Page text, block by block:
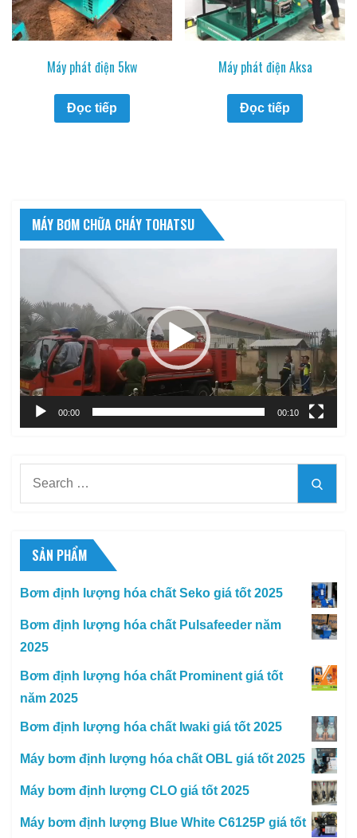
Máy phát điện 5kw
Đọc tiếp
Máy phát điện Aksa
Đọc tiếp
MÁY BƠM CHỮA CHÁY TOHATSU
Video
00:00 00:10
SẢN PHẨM
Bơm định lượng hóa chất Seko giá tốt 2025
Bơm định lượng hóa chất Pulsafeeder năm
2025
Bơm định lượng hóa chất Prominent giá tốt
năm 2025
Bơm định lượng hóa chất Iwaki giá tốt 2025
Máy bơm định lượng hóa chất OBL giá tốt 2025
Máy bơm định lượng CLO giá tốt 2025
Máy bơm định lượng Blue White C6125P giá tốt